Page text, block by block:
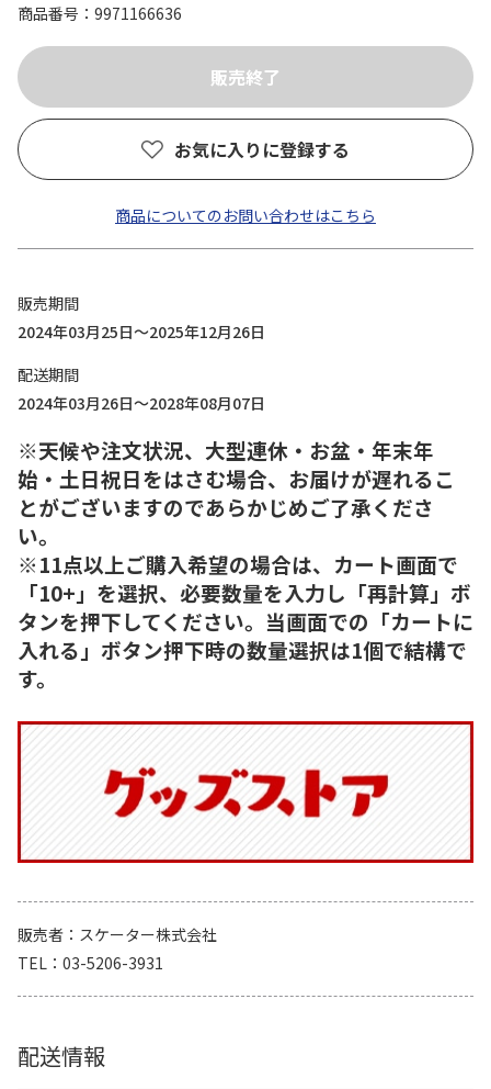
商品番号
9971166636
お気に入りに登録する
商品についてのお問い合わせはこちら
販売期間
2024年03月25日～2025年12月26日
配送期間
2024年03月26日～2028年08月07日
※天候や注文状況、大型連休・お盆・年末年
始・土日祝日をはさむ場合、お届けが遅れるこ
とがございますのであらかじめご了承くださ
い。
※11点以上ご購入希望の場合は、カート画面で
「10+」を選択、必要数量を入力し「再計算」ボ
タンを押下してください。当画面での「カートに
入れる」ボタン押下時の数量選択は1個で結構で
す。
販売者
スケーター株式会社
TEL
03-5206-3931
配送情報